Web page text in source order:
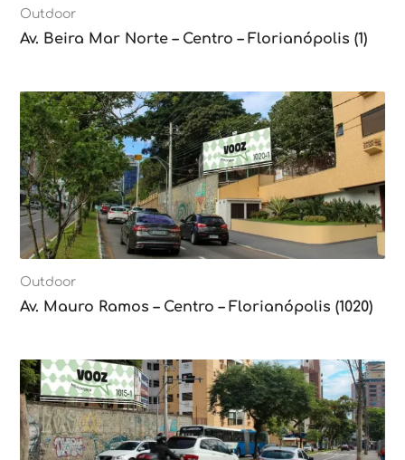
Outdoor
Av. Beira Mar Norte – Centro – Florianópolis (1)
Outdoor
Av. Mauro Ramos – Centro – Florianópolis (1020)